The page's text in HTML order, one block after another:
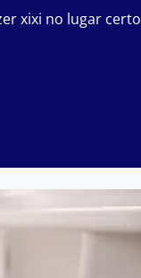
xixi no lugar certo